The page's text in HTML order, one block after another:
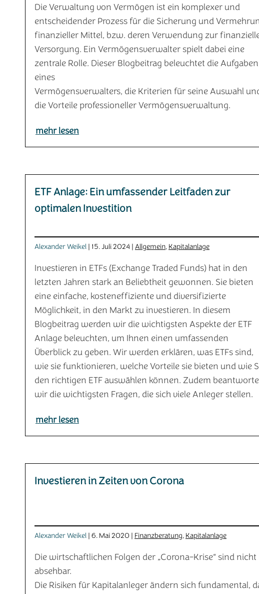
Die Verwaltung von Vermögen ist ein komplexer und
entscheidender Prozess für die Sicherung und
finanzieller Mittel, bzw. deren Verwendung zur
Versorgung. Ein Vermögensverwalter spielt dabei eine
zentrale Rolle. Dieser Blogbeitrag beleuchtet die Aufgaben
eines
Vermögensverwalters, die Kriterien für seine Auswahl
die Vorteile professioneller Vermögensverwaltung.
mehr lesen
ETF Anlage: Ein umfassender Leitfaden zur
optimalen Investition
Alexander Weikel | 15. Juli 2024 | Allgemein, Kapitalanlage
Investieren in ETFs (Exchange Traded Funds) hat in den
letzten Jahren stark an Beliebtheit gewonnen. Sie bieten
eine einfache, kosteneffiziente und diversifizierte
Möglichkeit, in den Markt zu investieren. In diesem
Blogbeitrag werden wir die wichtigsten Aspekte der ETF
Anlage beleuchten, um Ihnen einen umfassenden
Überblick zu geben. Wir werden erklären, was ETFs sind,
wie sie funktionieren, welche Vorteile sie bieten und wie
den richtigen ETF auswählen können. Zudem
wir die wichtigsten Fragen, die sich viele Anleger stellen.
mehr lesen
Investieren in Zeiten von Corona
Alexander Weikel | 6. Mai 2020 | Finanzberatung, Kapitalanlage
Die wirtschaftlichen Folgen der „Corona-Krise“ sind nicht
absehbar.
Die Risiken für Kapitalanleger ändern sich fundamental,